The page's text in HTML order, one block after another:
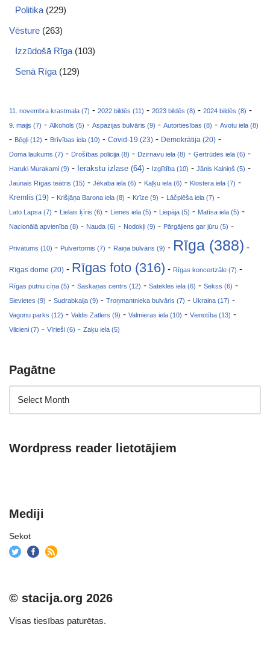
Politika (229)
Vēsture (263)
Izzūdošā Rīga (103)
Senā Rīga (129)
11. novembra krastmala (7) - 2022 bildēs (11) - 2023 bildēs (8) - 2024 bildēs (8) -
9. maijs (7) - Alkohols (5) - Aspazijas bulvāris (9) - Autortiesības (8) - Avotu iela (8)
- Bēgļi (12) - Brīvības iela (10) - Covid-19 (23) - Demokrātija (20) -
Doma laukums (7) - Drošības policija (8) - Dzirnavu iela (8) - Ģertrūdes iela (6) -
Haruki Murakami (9) - Ierakstu izlase (64) - Izglītība (10) - Jānis Kalniņš (5) -
Jaunais Rīgas teātris (15) - Jēkaba iela (6) - Kaļķu iela (6) - Klostera iela (7) -
Kremlis (19) - Krišjāņa Barona iela (8) - Krīze (9) - Lāčplēša iela (7) -
Lato Lapsa (7) - Lielais ķīris (6) - Lienes iela (5) - Liepāja (5) - Matīsa iela (5) -
Nacionālā apvienība (8) - Nauda (6) - Nodokļi (9) - Pārgājiens gar jūru (5) -
Privātums (10) - Pulvertornis (7) - Raiņa bulvāris (9) - Rīga (388) -
Rīgas dome (20) - Rīgas foto (316) - Rīgas koncertzāle (7) -
Rīgas putnu cīņa (5) - Saskaņas centrs (12) - Satekles iela (6) - Sekss (6) -
Sievietes (9) - Sudrabkaija (9) - Troņmantnieka bulvāris (7) - Ukraina (17) -
Vagonu parks (12) - Valdis Zatlers (9) - Valmieras iela (10) - Vienotība (13) -
Vilcieni (7) - Vīrieši (6) - Zaķu iela (5)
Pagātne
Wordpress reader lietotājiem
Mediji
Sekot
© stacija.org 2026
Visas tiesības paturētas.